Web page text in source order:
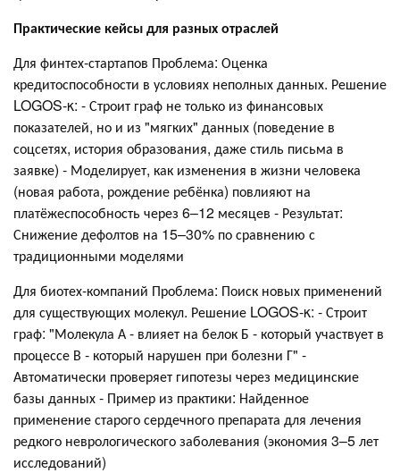
Практические кейсы для разных отраслей
Для финтех-стартапов Проблема: Оценка
кредитоспособности в условиях неполных данных. Решение
LOGOS-κ: - Строит граф не только из финансовых
показателей, но и из "мягких" данных (поведение в
соцсетях, история образования, даже стиль письма в
заявке) - Моделирует, как изменения в жизни человека
(новая работа, рождение ребёнка) повлияют на
платёжеспособность через 6–12 месяцев - Результат:
Снижение дефолтов на 15–30% по сравнению с
традиционными моделями
Для биотех-компаний Проблема: Поиск новых применений
для существующих молекул. Решение LOGOS-κ: - Строит
граф: "Молекула А - влияет на белок Б - который участвует в
процессе В - который нарушен при болезни Г" -
Автоматически проверяет гипотезы через медицинские
базы данных - Пример из практики: Найденное
применение старого сердечного препарата для лечения
редкого неврологического заболевания (экономия 3–5 лет
исследований)